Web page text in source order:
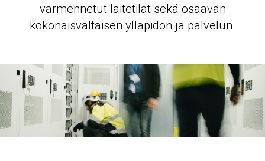
varmennetut laitetilat sekä osaavan
kokonaisvaltaisen ylläpidon ja palvelun.